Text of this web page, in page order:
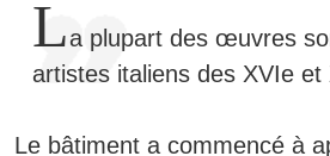
La plupart des œuvres
artistes italiens des XVIe et
Le bâtiment a commencé à